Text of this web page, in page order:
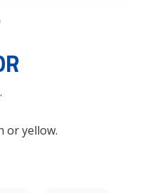
or yellow.